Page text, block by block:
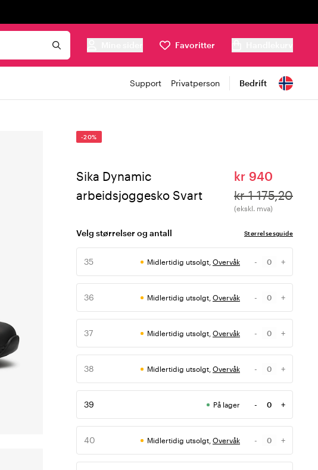
Favoritter
Support Privatperson Bedrift
-20%
Sika Dynamic
arbeidsjoggesko Svart
kr 940
kr 1 175,20
(ekskl. mva)
Velg størrelser og antall Størrelsesguide
35 Midlertidig utsolgt, Overvåk -
Antall
+
36 Midlertidig utsolgt, Overvåk -
Antall
+
37 Midlertidig utsolgt, Overvåk -
Antall
+
38 Midlertidig utsolgt, Overvåk -
Antall
+
39 På lager -
Antall
+
40 Midlertidig utsolgt, Overvåk -
Antall
+